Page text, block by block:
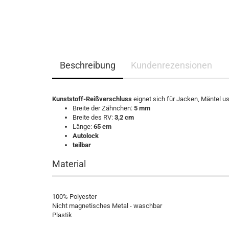
Beschreibung Kundenrezensionen
Kunststoff-Reißverschluss eignet sich für Jacken, Mäntel
Breite der Zähnchen: 5 mm
Breite des RV: 3,2 cm
Länge: 65 cm
Autolock
teilbar
Material
100% Polyester
Nicht magnetisches Metal - waschbar
Plastik